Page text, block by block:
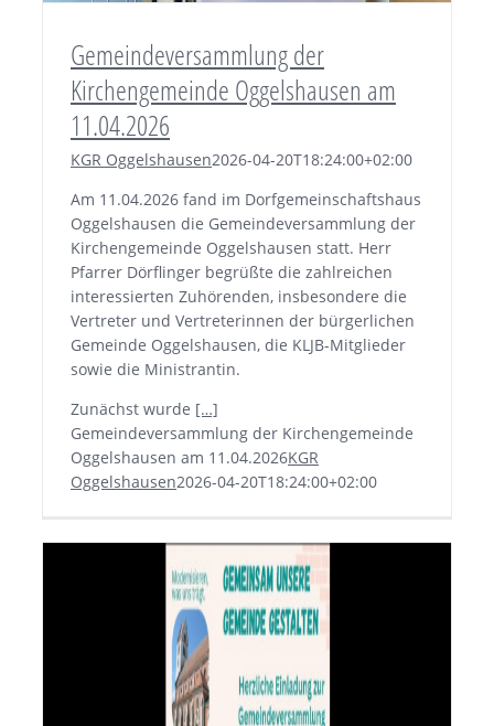
Gemeindeversammlung der
Kirchengemeinde Oggelshausen am
11.04.2026
KGR Oggelshausen2026-04-20T18:24:00+02:00
Am 11.04.2026 fand im Dorfgemeinschaftshaus
Oggelshausen die Gemeindeversammlung der
Kirchengemeinde Oggelshausen statt. Herr
Pfarrer Dörflinger begrüßte die zahlreichen
interessierten Zuhörenden, insbesondere die
Vertreter und Vertreterinnen der bürgerlichen
Gemeinde Oggelshausen, die KLJB-Mitglieder
sowie die Ministrantin.
Zunächst wurde […]
Gemeindeversammlung der Kirchengemeinde
Oggelshausen am 11.04.2026KGR
Oggelshausen2026-04-20T18:24:00+02:00